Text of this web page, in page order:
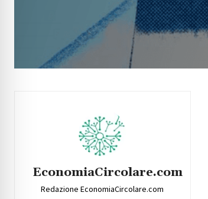
EconomiaCircolare.com
Redazione EconomiaCircolare.com